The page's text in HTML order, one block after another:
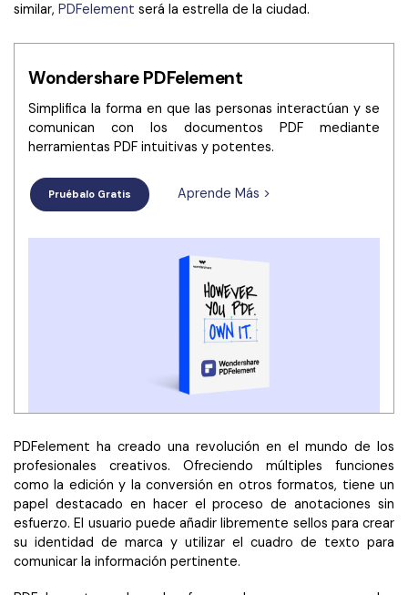
similar, PDFelement será la estrella de la ciudad.
Wondershare PDFelement
Simplifica la forma en que las personas interactúan y se
comunican con los documentos PDF mediante
herramientas PDF intuitivas y potentes.
Pruébalo Gratis Aprende Más >
PDFelement ha creado una revolución en el mundo de los
profesionales creativos. Ofreciendo múltiples funciones
como la edición y la conversión en otros formatos, tiene un
papel destacado en hacer el proceso de anotaciones sin
esfuerzo. El usuario puede añadir libremente sellos para crear
su identidad de marca y utilizar el cuadro de texto para
comunicar la información pertinente.